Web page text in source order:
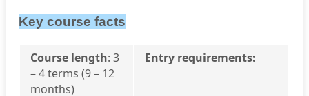
Key course facts
Course length: 3
– 4 terms (9 – 12
months)
Entry requirements: